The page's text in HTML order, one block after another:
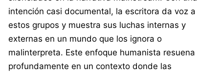
intención casi documental, la escritora da voz a
estos grupos y muestra sus luchas internas y
externas en un mundo que los ignora o
malinterpreta. Este enfoque humanista resuena
profundamente en un contexto donde las